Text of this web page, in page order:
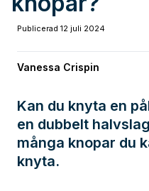
Publicerad 12 juli 2024
Vanessa Crispin
Kan du knyta en
en dubbelt
många knopar du
knyta.